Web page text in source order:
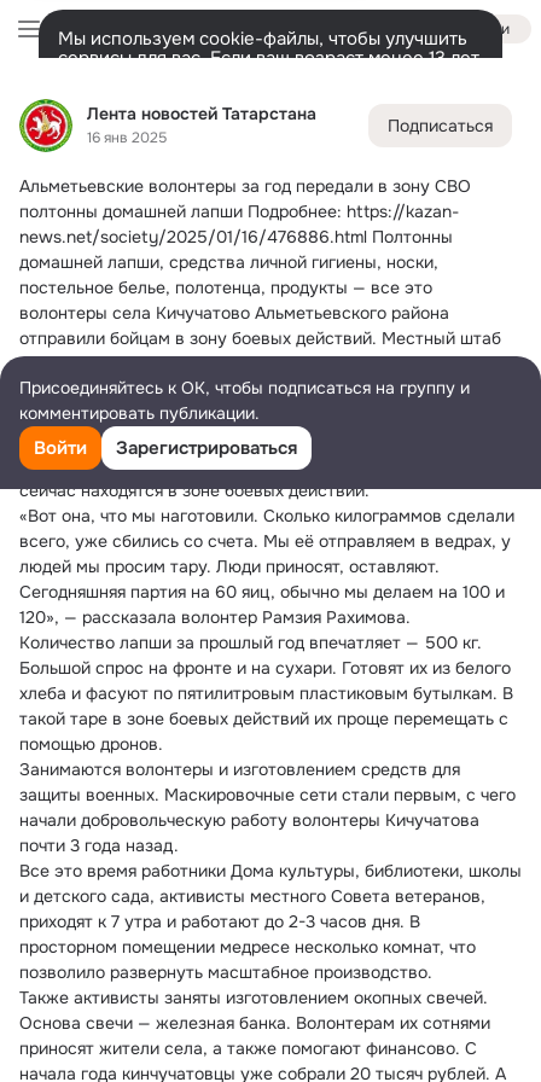
Лента новостей Татарстана
16 янв 2025
Подписаться
Альметьевские волонтеры за год передали в зону СВО
полтонны домашней лапши Подробнее: https://kazan-
news.net/society/2025/01/16/476886.html Полтонны
домашней лапши, средства личной гигиены, носки,
постельное белье, полотенца, продукты — все это
волонтеры села Кичучатово Альметьевского района
отправили бойцам в зону боевых действий. Местный штаб
работает уже почти 3 года. Он появился по инициативе
сельского хазрата и его жены, а само производство
развернуто в помещении медресе.
Здесь лапшу готовят по особому рецепту. Специальные
ингредиенты — любовь и забота о бойцах СВО, которые
сейчас находятся в зоне боевых действий.
«Вот она, что мы наготовили. Сколько килограммов сделали
всего, уже сбились со счета. Мы её отправляем в ведрах, у
людей мы просим тару. Люди приносят, оставляют.
Сегодняшняя партия на 60 яиц, обычно мы делаем на 100 и
120», — рассказала волонтер Рамзия Рахимова.
Количество лапши за прошлый год впечатляет — 500 кг.
Большой спрос на фронте и на сухари. Готовят их из белого
хлеба и фасуют по пятилитровым пластиковым бутылкам. В
такой таре в зоне боевых действий их проще перемещать с
помощью дронов.
Занимаются волонтеры и изготовлением средств для
защиты военных. Маскировочные сети стали первым, с чего
начали добровольческую работу волонтеры Кичучатова
почти 3 года назад.
Все это время работники Дома культуры, библиотеки, школы
и детского сада, активисты местного Совета ветеранов,
приходят к 7 утра и работают до 2-3 часов дня. В
просторном помещении медресе несколько комнат, что
позволило развернуть масштабное производство.
Также активисты заняты изготовлением окопных свечей.
Основа свечи — железная банка. Волонтерам их сотнями
приносят жители села, а также помогают финансово. С
начала года кинчучатовцы уже собрали 20 тысяч рублей. А
Войти
Мы используем cookie-файлы, чтобы улучшить
сервисы для вас. Если ваш возраст менее 13 лет,
представитель.
Разрешить все Настроить
Лента Участники 16K Ещё
Дополнительная
колонка
Всё48 735 Обсуждаемые
Присоединяйтесь к ОК, чтобы подписаться на группу и
комментировать публикации.
Войти Зарегистрироваться